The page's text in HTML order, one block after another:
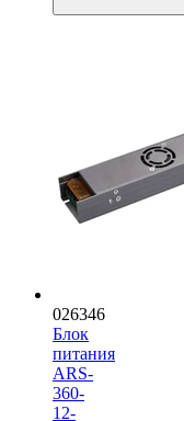
026346
Блок
питания
ARS-
360-
12-